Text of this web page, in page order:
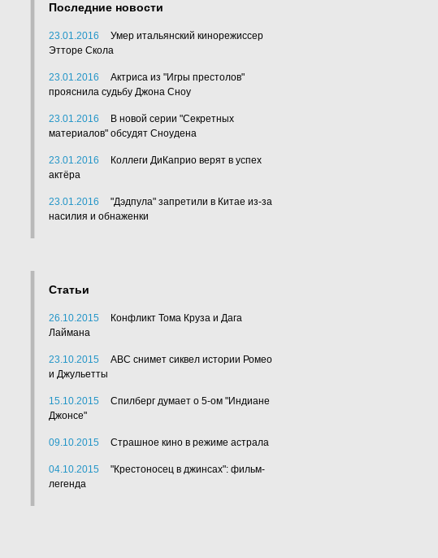
Последние новости
23.01.2016
Умер итальянский кинорежиссер
Этторе Скола
23.01.2016
Актриса из "Игры престолов"
прояснила судьбу Джона Сноу
23.01.2016
В новой серии "Секретных
материалов" обсудят Сноудена
23.01.2016
Коллеги ДиКаприо верят в успех
актёра
23.01.2016
"Дэдпула" запретили в Китае из-за
насилия и обнаженки
Статьи
26.10.2015
Конфликт Тома Круза и Дага
Лаймана
23.10.2015
АВС снимет сиквел истории Ромео
и Джульетты
15.10.2015
Спилберг думает о 5-ом "Индиане
Джонсе"
09.10.2015 Страшное кино в режиме астрала
04.10.2015
"Крестоносец в джинсах": фильм-
легенда